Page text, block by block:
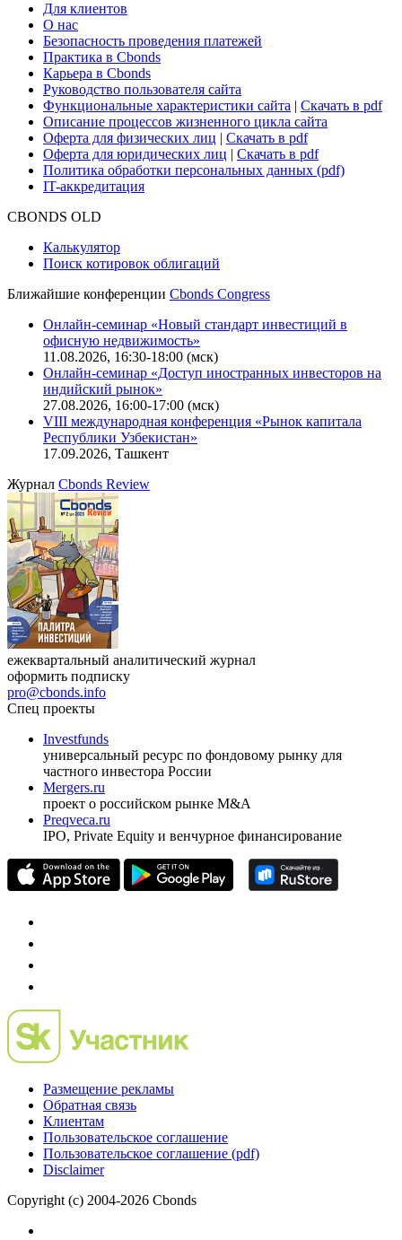
Для клиентов
О нас
Безопасность проведения платежей
Практика в Cbonds
Карьера в Cbonds
Руководство пользователя сайта
Функциональные характеристики сайта | Скачать в pdf
Описание процессов жизненного цикла сайта
Оферта для физических лиц | Скачать в pdf
Оферта для юридических лиц | Скачать в pdf
Политика обработки персональных данных (pdf)
IT-аккредитация
CBONDS OLD
Калькулятор
Поиск котировок облигаций
Ближайшие конференции Cbonds Congress
Онлайн-семинар «Новый стандарт инвестиций в
офисную недвижимость»
11.08.2026, 16:30-18:00 (мск)
Онлайн-семинар «Доступ иностранных инвесторов на
индийский рынок»
27.08.2026, 16:00-17:00 (мск)
VIII международная конференция «Рынок капитала
Республики Узбекистан»
17.09.2026, Ташкент
Журнал Cbonds Review
ежеквартальный аналитический журнал
оформить подписку
pro@cbonds.info
Спец проекты
Investfunds
универсальный ресурс по фондовому рынку для
частного инвестора России
Mergers.ru
проект о российском рынке M&A
Preqveca.ru
IPO, Private Equity и венчурное финансирование
Размещение рекламы
Обратная связь
Клиентам
Пользовательское соглашение
Пользовательское соглашение (pdf)
Disclaimer
Copyright (c) 2004-2026 Cbonds